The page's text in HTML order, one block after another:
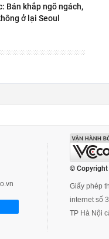
Bán khắp ngõ ngách,
ở lại Seoul
© Copyright
Giấy phép
internet số
TP Hà Nội